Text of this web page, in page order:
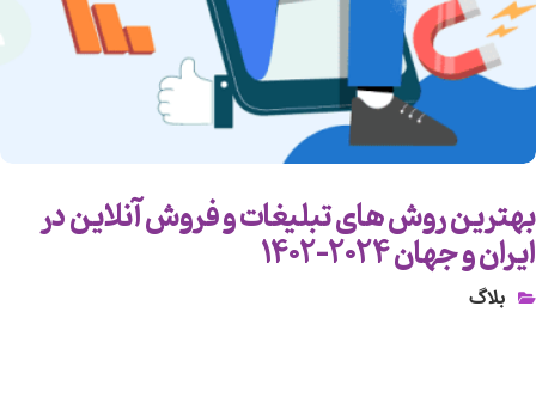
بهترین روش های تبلیغات و فروش آنلاین در
ایران و جهان ۲۰۲۴-۱۴۰۲
بلاگ